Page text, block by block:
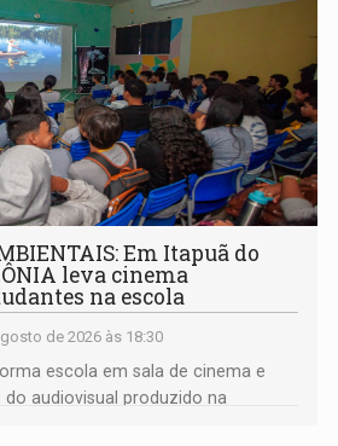
Em Itapuã do
leva cinema
na escola
de 2026 às 18:30
escola em sala de cinema e
audiovisual produzido na